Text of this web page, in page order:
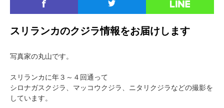
スリランカのクジラ情報をお届けします
写真家の丸山です。
スリランカに年３～４回通って
シロナガスクジラ、マッコウクジラ、ニタリクジラなどの撮影を
しています。